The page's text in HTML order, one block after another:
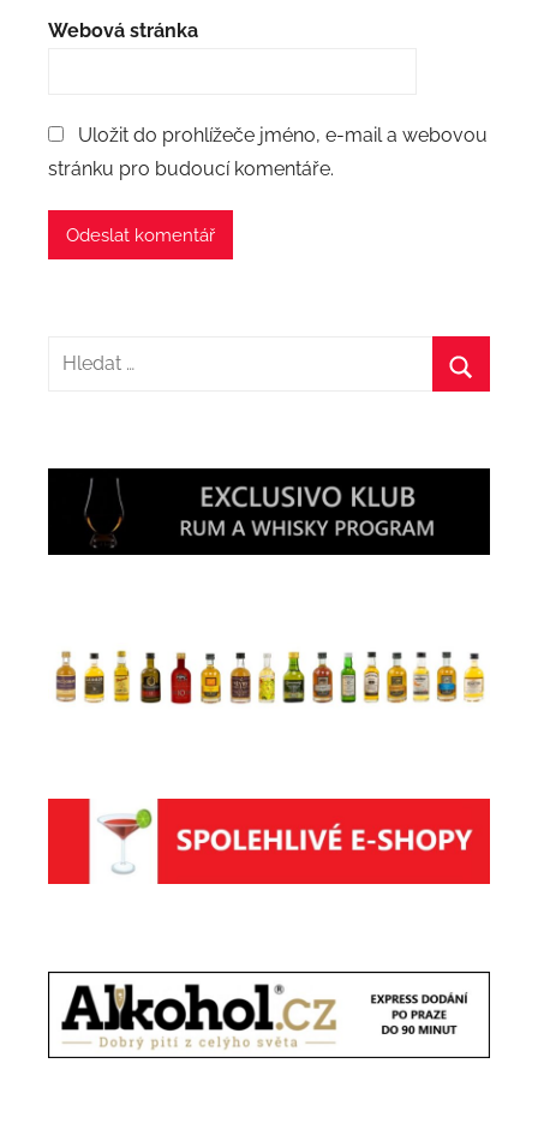
Webová stránka
Uložit do prohlížeče jméno, e-mail a webovou
stránku pro budoucí komentáře.
Hledat: